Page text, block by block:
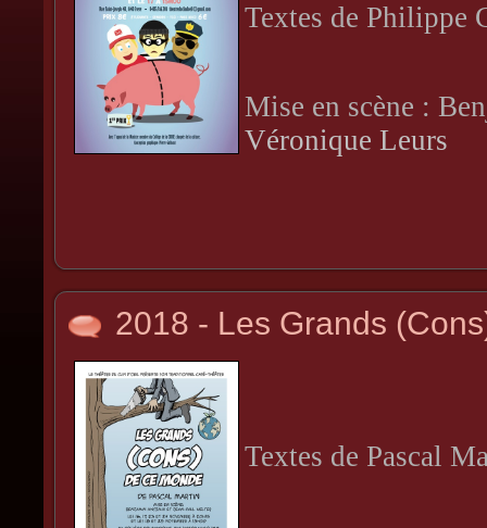
Textes de Philippe
Mise en scène :
Véronique Leurs
2018 - Les Grands
Textes de Pascal